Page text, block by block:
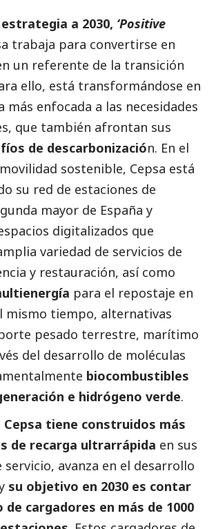
estrategia a 2030, ‘Positive
trabaja para convertirse en
un referente de la transición
ello, está transformándose en
más enfocada a las necesidades
que también afrontan sus
de descarbonización. En el
sostenible, Cepsa está
su red de estaciones de
mayor de España y
digitalizados que
variedad de servicios de
y restauración, así como
para el repostaje en
mismo tiempo, alternativas
pesado terrestre, marítimo
del desarrollo de moléculas
biocombustibles
e hidrógeno verde.
Cepsa tiene construidos más
de recarga ultrarrápida en sus
servicio, avanza en el desarrollo
su objetivo en 2030 es contar
cargadores en más de 1000